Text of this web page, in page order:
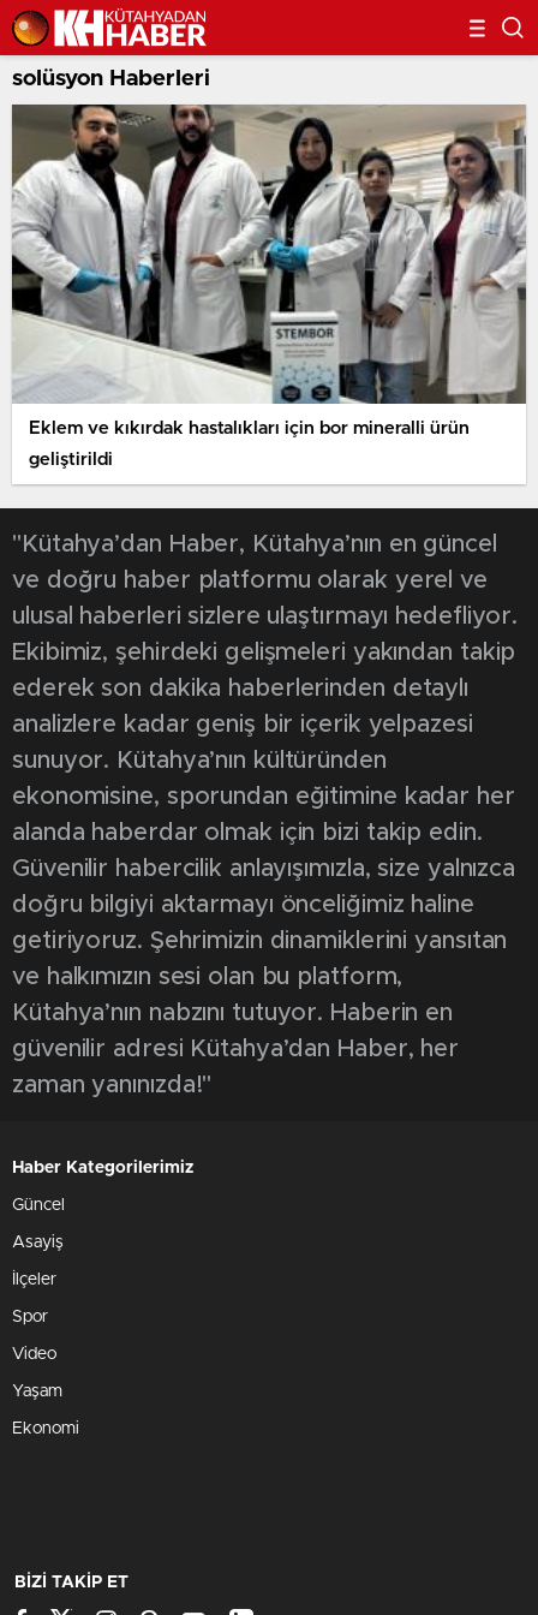
solüsyon Haberleri
Eklem ve kıkırdak hastalıkları için bor mineralli ürün
geliştirildi
"Kütahya’dan Haber, Kütahya’nın en güncel
ve doğru haber platformu olarak yerel ve
ulusal haberleri sizlere ulaştırmayı hedefliyor.
Ekibimiz, şehirdeki gelişmeleri yakından takip
ederek son dakika haberlerinden detaylı
analizlere kadar geniş bir içerik yelpazesi
sunuyor. Kütahya’nın kültüründen
ekonomisine, sporundan eğitimine kadar her
alanda haberdar olmak için bizi takip edin.
Güvenilir habercilik anlayışımızla, size yalnızca
doğru bilgiyi aktarmayı önceliğimiz haline
getiriyoruz. Şehrimizin dinamiklerini yansıtan
ve halkımızın sesi olan bu platform,
Kütahya’nın nabzını tutuyor. Haberin en
güvenilir adresi Kütahya’dan Haber, her
zaman yanınızda!"
Haber Kategorilerimiz
Güncel
Asayiş
İlçeler
Spor
Video
Yaşam
Ekonomi
BİZİ TAKİP ET